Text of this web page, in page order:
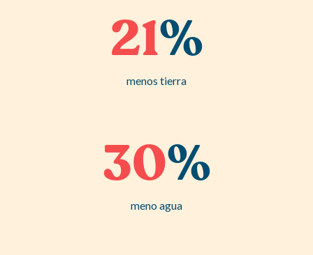
21%
menos tierra
30%
meno agua